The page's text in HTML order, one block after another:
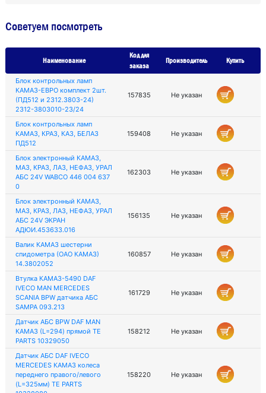
Советуем посмотреть
Наименование
Код для
заказа
Производитель Купить
Блок контрольных ламп
КАМАЗ-ЕВРО комплект 2шт.
(ПД512 и 2312.3803-24)
2312-3803010-23/24
157835 Не указан
Блок контрольных ламп
КАМАЗ, КРАЗ, КАЗ, БЕЛАЗ
ПД512
159408 Не указан
Блок электронный КАМАЗ,
МАЗ, КРАЗ, ЛАЗ, НЕФАЗ, УРАЛ
АБС 24V WABCO 446 004 637
0
162303 Не указан
Блок электронный КАМАЗ,
МАЗ, КРАЗ, ЛАЗ, НЕФАЗ, УРАЛ
АБС 24V ЭКРАН
АДЮИ.453633.016
156135 Не указан
Валик КАМАЗ шестерни
спидометра (ОАО КАМАЗ)
14.3802052
160857 Не указан
Втулка КАМАЗ-5490 DAF
IVECO MAN MERCEDES
SCANIA BPW датчика АБС
SAMPA 093.213
161729 Не указан
Датчик АБС BPW DAF MAN
КАМАЗ (L=294) прямой TE
PARTS 10329050
158212 Не указан
Датчик АБС DAF IVECO
MERCEDES КАМАЗ колеса
переднего правого/левого
(L=325мм) TE PARTS
158220 Не указан